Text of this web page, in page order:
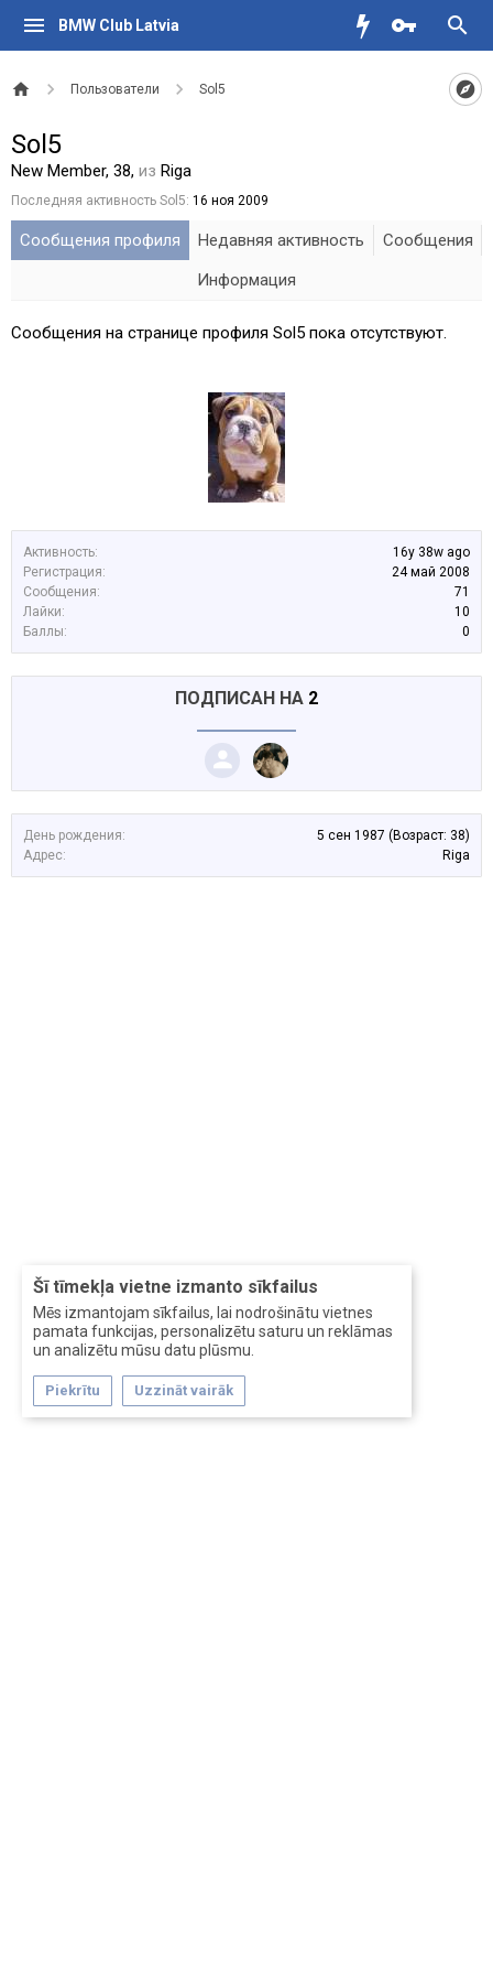
BMW Club Latvia
Пользователи Sol5
Šī tīmekļa vietne izmanto sīkfailus
Mēs izmantojam sīkfailus, lai nodrošinātu vietnes
pamata funkcijas, personalizētu saturu un reklāmas
un analizētu mūsu datu plūsmu.
Piekrītu Uzzināt vairāk
Активность:
16y 38w ago
Регистрация:
24 май 2008
Сообщения:
71
Лайки:
10
Баллы:
0
ПОДПИСАН НА 2
День рождения: 5 сен 1987 (Возраст: 38)
Адрес:
Riga
Sol5
New Member, 38, из Riga
Последняя активность Sol5: 16 ноя 2009
Сообщения профиля Недавняя активность
Сообщения
Информация
Сообщения на странице профиля Sol5 пока отсутствуют.